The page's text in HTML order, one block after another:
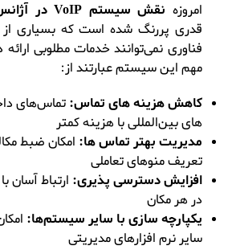
امروزه نقش سیستم VoIP در آژانس‌ های مسافرتی
قدری پررنگ شده است که بسیاری از
فناوری نمی‌توانند خدمات مطلوبی
مهم این سیستم عبارتند از:
کاهش هزینه‌ های تماس: تماس‌های
های بین‌المللی با هزینه کمتر
مدیریت بهتر تماس‌ ها: امکان ضبط
تعریف منوهای تعاملی
افزایش دسترسی پذیری: ارتباط آسان
در هر مکان
یکپارچه‌ سازی با سایر سیستم‌ها:
سایر نرم‌ افزارهای مدیریتی